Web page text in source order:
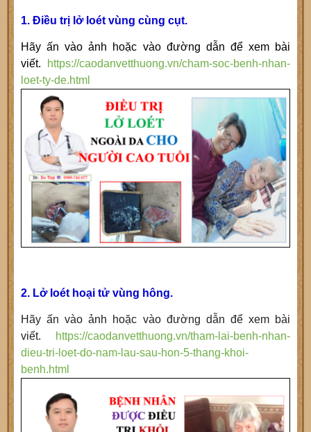
1. Điều trị lở loét vùng cùng cụt.
Hãy ấn vào ảnh hoặc vào đường dẫn để xem bài
viết.
https://caodanvetthuong.vn/cham-soc-benh-nhan-
loet-ty-de.html
2. Lở loét hoại tử vùng hông.
Hãy ấn vào ảnh hoặc vào đường dẫn để xem bài
viết.
https://caodanvetthuong.vn/tham-lai-benh-nhan-
dieu-tri-loet-do-nam-lau-sau-hon-5-thang-khoi-
benh.html